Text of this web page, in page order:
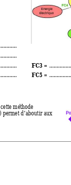
FC3 =
FC5 =
méthode
d’aboutir aux